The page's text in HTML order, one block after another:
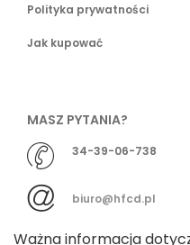
Polityka prywatności
Jak kupować
MASZ PYTANIA?
34-39-06-738
biuro@hfcd.pl
Ważna informacja